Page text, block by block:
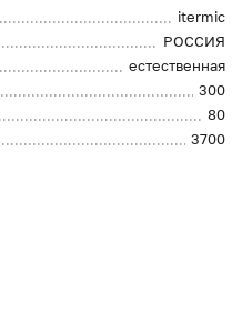
itermic
РОССИЯ
естественная
300
80
3700